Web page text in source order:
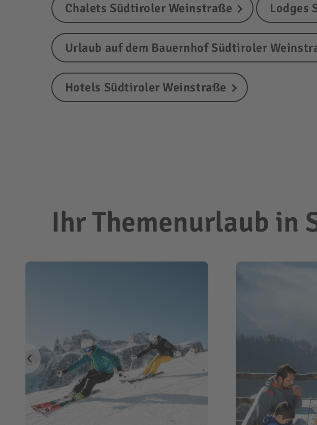
Chalets Südtiroler Weinstraße Lodges
Urlaub auf dem Bauernhof Südtiroler
Hotels Südtiroler Weinstraße
Ihr Themenurlaub in